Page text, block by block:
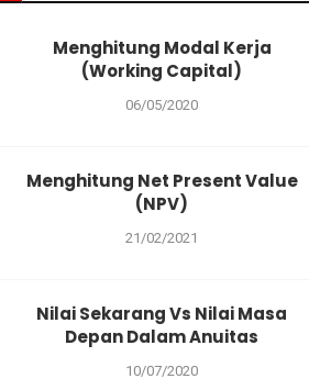
Menghitung Modal Kerja
(Working Capital)
06/05/2020
Menghitung Net Present Value
(NPV)
21/02/2021
Nilai Sekarang Vs Nilai Masa
Depan Dalam Anuitas
10/07/2020